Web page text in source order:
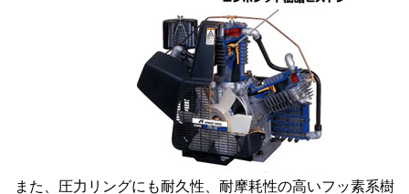
また、圧力リングにも耐久性、耐摩耗性の高いフッ素系樹